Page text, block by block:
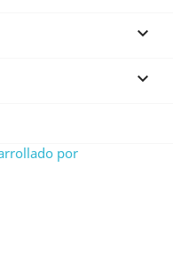


por